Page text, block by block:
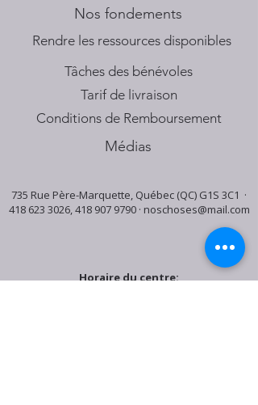
Nos fondements
​Rendre les ressources disponibles
Tâches des bénévoles
Tarif de livraison
Conditions de Remboursement
Médias
735 Rue Père-Marquette, Québec (QC) G1S 3C1 ·
418 623 3026,418 907 9790· noschoses@mail.com
Horaire du centre: